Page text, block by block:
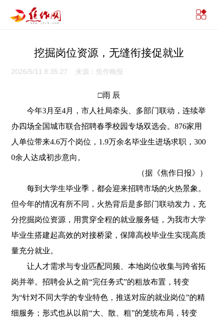
挖掘岗位资源，无缝衔接促就业
2026/5/11 8:35:27 来源：焦作晚报
□雨 辰
今年3月至4月，市人社局牵头、多部门联动，连续举
办四场全国城市联合招聘春季校园专场双选会。876家用
人单位带来4.6万个岗位，1.9万余名毕业生进场求职，300
0余人达成初步意向。
（据《焦作日报》）
每到大学生毕业季，都会迎来招聘市场的火热景象。
但今年的情况有所不同，火热背后是多部门联动发力，充
分挖掘岗位资源，用贯穿全程的就业服务链，为我市大学
毕业生搭建起高效的对接桥梁，保障高校毕业生实现高质
量充分就业。
让人才需求与专业匹配同频、本地岗位收集与跨省拓
岗并举。招聘会从之前“完任务式”的粗放布置，转变
为“针对不同大学的专业特色，推送对应的就业岗位”的精
细服务；形式也从以前“大、散、粗”的笼统布局，转变